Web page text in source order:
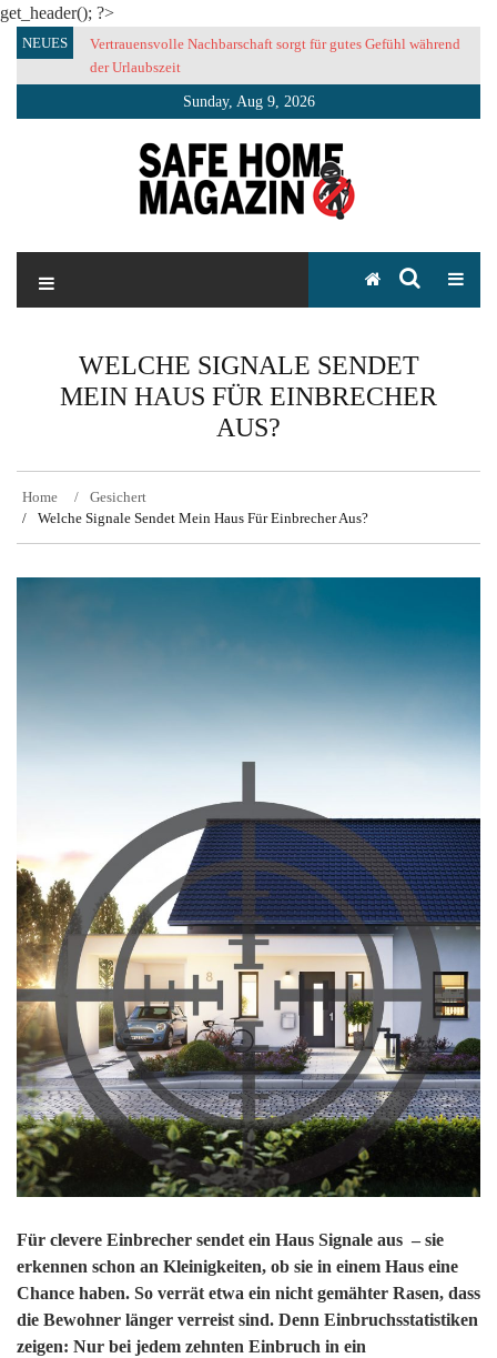
get_header(); ?>
SkipNEUES
Vertrauensvolle Nachbarschaft sorgt für gutes Gefühl während
der Urlaubszeit
Sunday, Aug 9, 2026
SAFE HOME Magazin
WELCHE SIGNALE SENDET
MEIN HAUS FÜR EINBRECHER
AUS?
Home
Gesichert
Welche Signale Sendet Mein Haus Für Einbrecher Aus?
Für clevere Einbrecher sendet ein Haus Signale aus – sie
erkennen schon an Kleinigkeiten, ob sie in einem Haus eine
Chance haben. So verrät etwa ein nicht gemähter Rasen, dass
die Bewohner länger verreist sind. Denn Einbruchsstatistiken
zeigen: Nur bei jedem zehnten Einbruch in ein